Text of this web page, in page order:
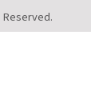
Reserved.